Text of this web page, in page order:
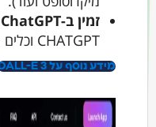
זמין ב-ChatGPT
CHATGPT וכלים נוספים.
מידע נוסף על DALL-E 3